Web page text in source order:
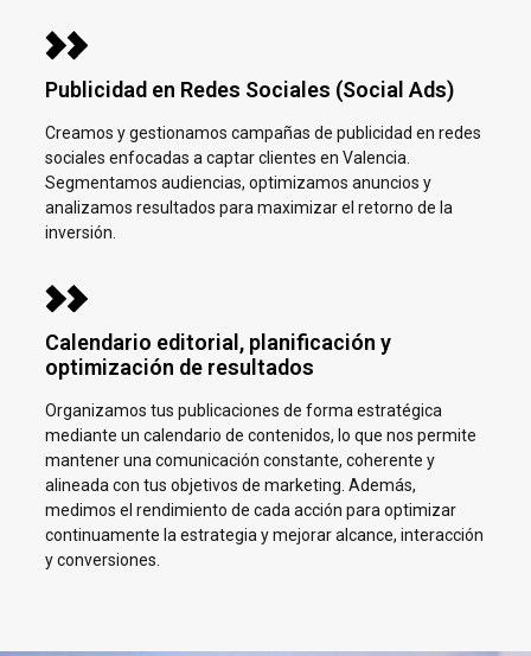
Publicidad en Redes Sociales (Social Ads)
Creamos y gestionamos campañas de publicidad en redes
sociales enfocadas a captar clientes en Valencia.
Segmentamos audiencias, optimizamos anuncios y
analizamos resultados para maximizar el retorno de la
inversión.
Calendario editorial, planificación y
optimización de resultados
Organizamos tus publicaciones de forma estratégica
mediante un calendario de contenidos, lo que nos permite
mantener una comunicación constante, coherente y
alineada con tus objetivos de marketing. Además,
medimos el rendimiento de cada acción para optimizar
continuamente la estrategia y mejorar alcance, interacción
y conversiones.